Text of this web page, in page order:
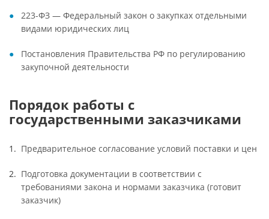
223-ФЗ — Федеральный закон о закупках отдельными
видами юридических лиц
Постановления Правительства РФ по регулированию
закупочной деятельности
Порядок работы с
государственными заказчиками
Предварительное согласование условий поставки и цен
Подготовка документации в соответствии с
требованиями закона и нормами заказчика (готовит
заказчик)